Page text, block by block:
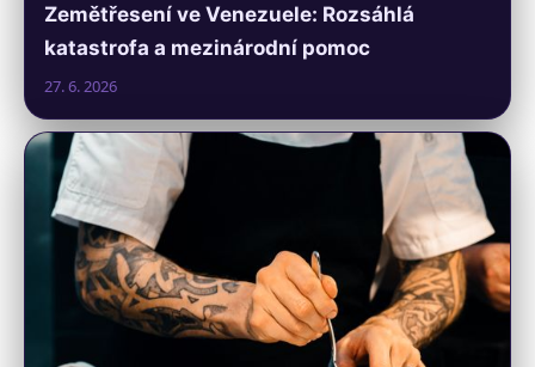
Zemětřesení ve Venezuele: Rozsáhlá
katastrofa a mezinárodní pomoc
27. 6. 2026